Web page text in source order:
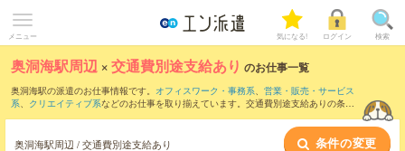
メニュー 気になる! ログイン 検索
奥洞海駅周辺 ×交通費別途支給あり のお仕事一覧
奥洞海駅の派遣のお仕事情報です。 オフィスワーク・事務系、 営業・販売・サービス
系、 クリエイティブ系などのお仕事を取り揃えています。交通費別途支給ありの条件
奥洞海駅周辺 / 交通費別途支給あり 条件の変更